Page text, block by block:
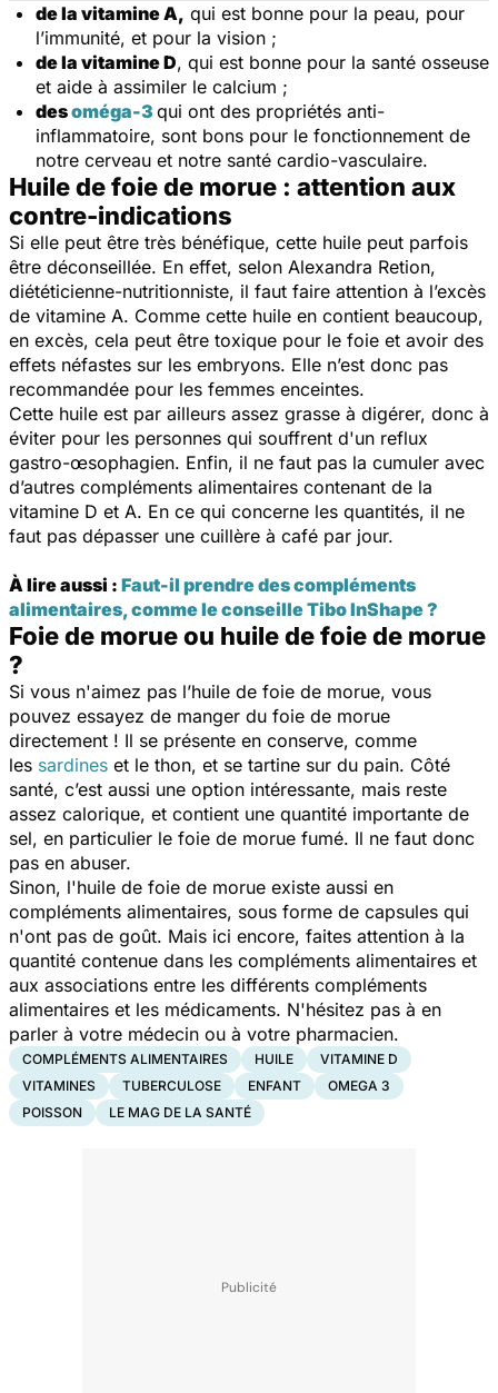
de la vitamine A, qui est bonne pour la peau, pour
l’immunité, et pour la vision ;
de la vitamine D, qui est bonne pour la santé osseuse
et aide à assimiler le calcium ;
desoméga-3qui ont des propriétés anti-
inflammatoire, sont bons pour le fonctionnement de
notre cerveau et notre santé cardio-vasculaire.
Huile de foie de morue : attention aux
contre-indications
Si elle peut être très bénéfique, cette huile peut parfois
être déconseillée. En effet, selon Alexandra Retion,
diététicienne-nutritionniste, il faut faire attention à l’excès
de vitamine A. Comme cette huile en contient beaucoup,
en excès, cela peut être toxique pour le foie et avoir des
effets néfastes sur les embryons. Elle n’est donc pas
recommandée pour les femmes enceintes.
Cette huile est par ailleurs assez grasse à digérer, donc à
éviter pour les personnes qui souffrent d'un reflux
gastro-œsophagien. Enfin, il ne faut pas la cumuler avec
d’autres compléments alimentaires contenant de la
vitamine D et A. En ce qui concerne les quantités, il ne
faut pas dépasser une cuillère à café par jour.
À lire aussi : Faut-il prendre des compléments
alimentaires, comme le conseille Tibo InShape ?
Foie de morue ou huile de foie de morue
?
Si vous n'aimez pas l’huile de foie de morue, vous
pouvez essayez de manger du foie de morue
directement ! Il se présente en conserve, comme
les sardines et le thon, et se tartine sur du pain. Côté
santé, c’est aussi une option intéressante, mais reste
assez calorique, et contient une quantité importante de
sel, en particulier le foie de morue fumé. Il ne faut donc
pas en abuser.
Sinon, l'huile de foie de morue existe aussi en
compléments alimentaires, sous forme de capsules qui
n'ont pas de goût. Mais ici encore, faites attention à la
quantité contenue dans les compléments alimentaires et
aux associations entre les différents compléments
alimentaires et les médicaments. N'hésitez pas à en
parler à votre médecin ou à votre pharmacien.
COMPLÉMENTS ALIMENTAIRES HUILE
VITAMINE D
VITAMINES
TUBERCULOSE ENFANT
OMEGA 3
POISSON
LE MAG DE LA SANTÉ